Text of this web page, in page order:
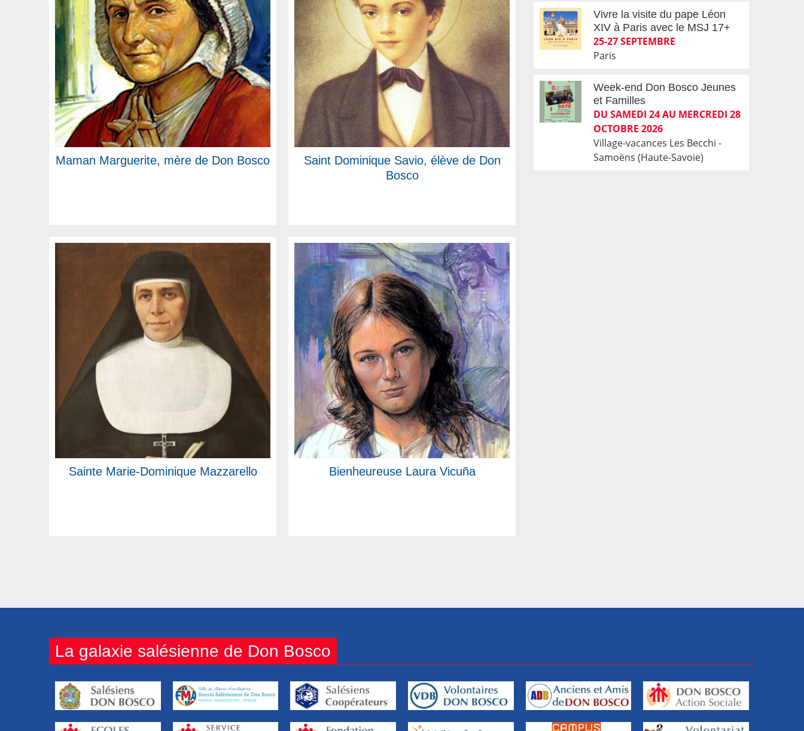
Maman Marguerite, mère de Don Bosco
Saint Dominique Savio, élève de Don
Bosco
Sainte Marie-Dominique Mazzarello Bienheureuse Laura Vicuña
Vivre la visite du pape Léon
XIV à Paris avec le MSJ 17+
25-27 SEPTEMBRE
Paris
Week-end Don Bosco Jeunes
et Familles
DU SAMEDI 24 AU MERCREDI 28
OCTOBRE 2026
Village-vacances Les Becchi -
Samoëns (Haute-Savoie)
La galaxie salésienne de Don Bosco